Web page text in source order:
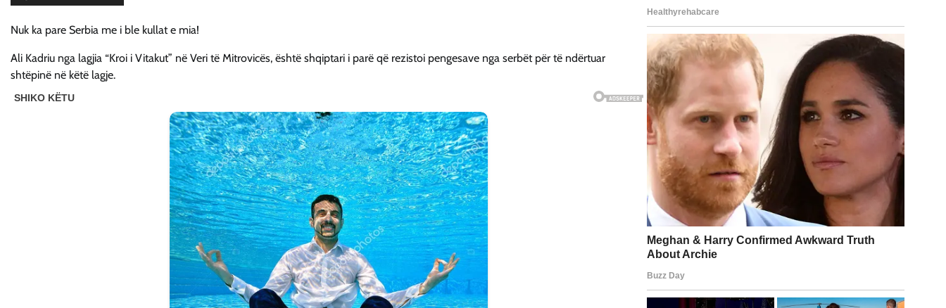
Nuk ka pare Serbia me i ble kullat e mia!
Ali Kadriu nga lagjia “Kroi i Vitakut” në Veri të Mitrovicës, është shqiptari i parë që rezistoi pengesave nga serbët për të ndërtuar
shtëpinë në këtë lagje.